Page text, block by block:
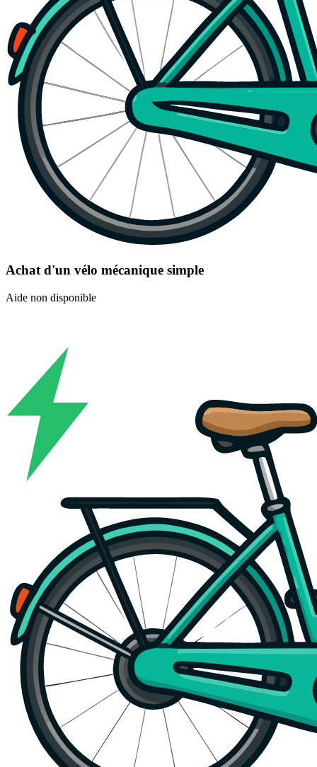
Achat d'un vélo mécanique simple
Aide non disponible